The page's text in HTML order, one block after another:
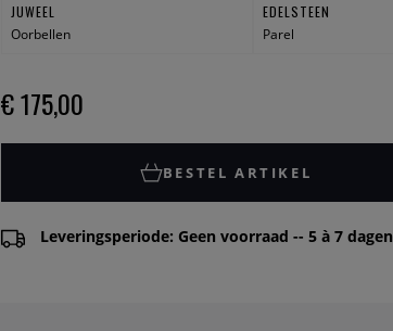
JUWEEL
Oorbellen
EDELSTEEN
Parel
€ 175,00
BESTEL ARTIKEL
Leveringsperiode: Geen voorraad -- 5 à 7 dagen